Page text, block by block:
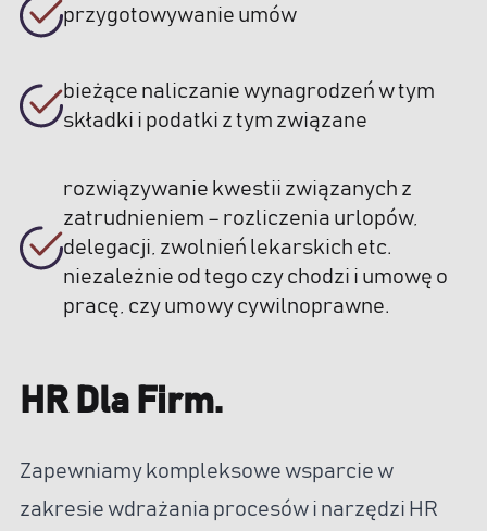
przygotowywanie umów
bieżące naliczanie wynagrodzeń w tym
składki i podatki z tym związane
rozwiązywanie kwestii związanych z
zatrudnieniem – rozliczenia urlopów,
delegacji, zwolnień lekarskich etc.
niezależnie od tego czy chodzi i umowę o
pracę, czy umowy cywilnoprawne.
HR Dla Firm.
Zapewniamy kompleksowe wsparcie w
zakresie wdrażania procesów i narzędzi HR